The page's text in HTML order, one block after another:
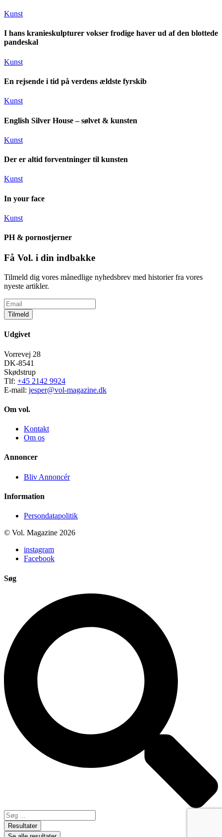
Kunst
I hans kranieskulpturer vokser frodige haver ud af den blottede
pandeskal
Kunst
En rejsende i tid på verdens ældste fyrskib
Kunst
English Silver House – sølvet & kunsten
Kunst
Der er altid forventninger til kunsten
Kunst
In your face
Kunst
PH & pornostjerner
Få Vol. i din indbakke
Tilmeld dig vores månedlige nyhedsbrev med historier fra vores
nyeste artikler.
Tilmeld
Udgivet
Vorrevej 28
DK-8541
Skødstrup
Tlf: +45 2142 9924
E-mail: jesper@vol-magazine.dk
Om vol.
Kontakt
Om os
Annoncer
Bliv Annoncér
Information
Persondatapolitik
© Vol. Magazine 2026
instagram
Facebook
Søg
Resultater